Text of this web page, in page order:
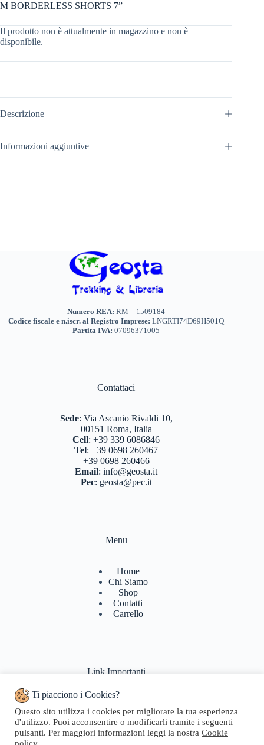
M BORDERLESS SHORTS 7”
Il prodotto non è attualmente in magazzino e non è
disponibile.
Descrizione
Informazioni aggiuntive
Numero REA:RM – 1509184
Codice fiscale e n.iscr. al Registro Imprese:LNGRTI74D69H501Q
Partita IVA: 07096371005
Contattaci
Sede: Via Ascanio Rivaldi 10,
00151 Roma, Italia
Cell:+39 339 6086846
Tel:+39 0698 260467
+39 0698 260466
Email:info@geosta.it
Pec: geosta@pec.it
Menu
Home
Chi Siamo
Shop
Contatti
Carrello
Link Importanti
Politiche di Reso
Pagamenti & Spedizioni
Termini di utilizzo
Ti piacciono i Cookies?
Questo sito utilizza i cookies per migliorare la tua esperienza
d'utilizzo. Puoi acconsentire o modificarli tramite i seguenti
pulsanti. Per maggiori informazioni leggi la nostra Cookie